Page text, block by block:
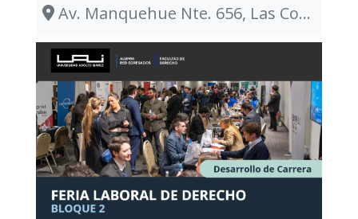
Av. Manquehue Nte. 656, Las Condes., Las Condes